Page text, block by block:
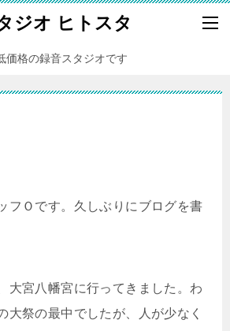
ジオ ヒトスタ
価格の録音スタジオです
フＯです。久しぶりにブログを書
大宮八幡宮に行ってきました。わ
大祭の最中でしたが、人が少なく